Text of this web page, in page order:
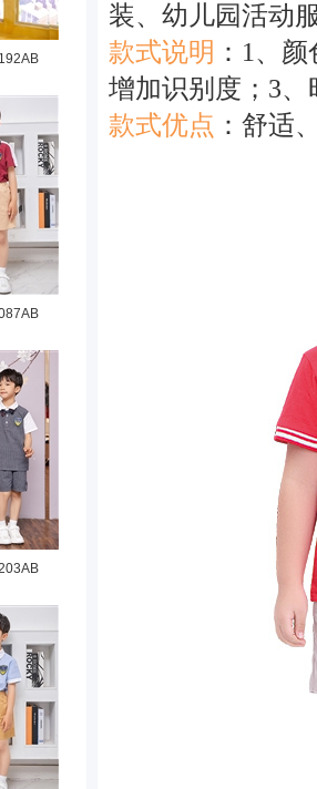
装、幼儿园活动
款式说明 ：1、
增加识别度；3
款式优点 ：舒适